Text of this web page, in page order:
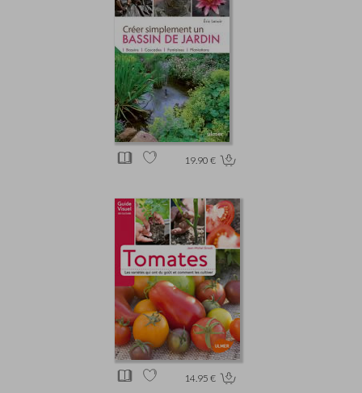
19.90 €
14.95 €